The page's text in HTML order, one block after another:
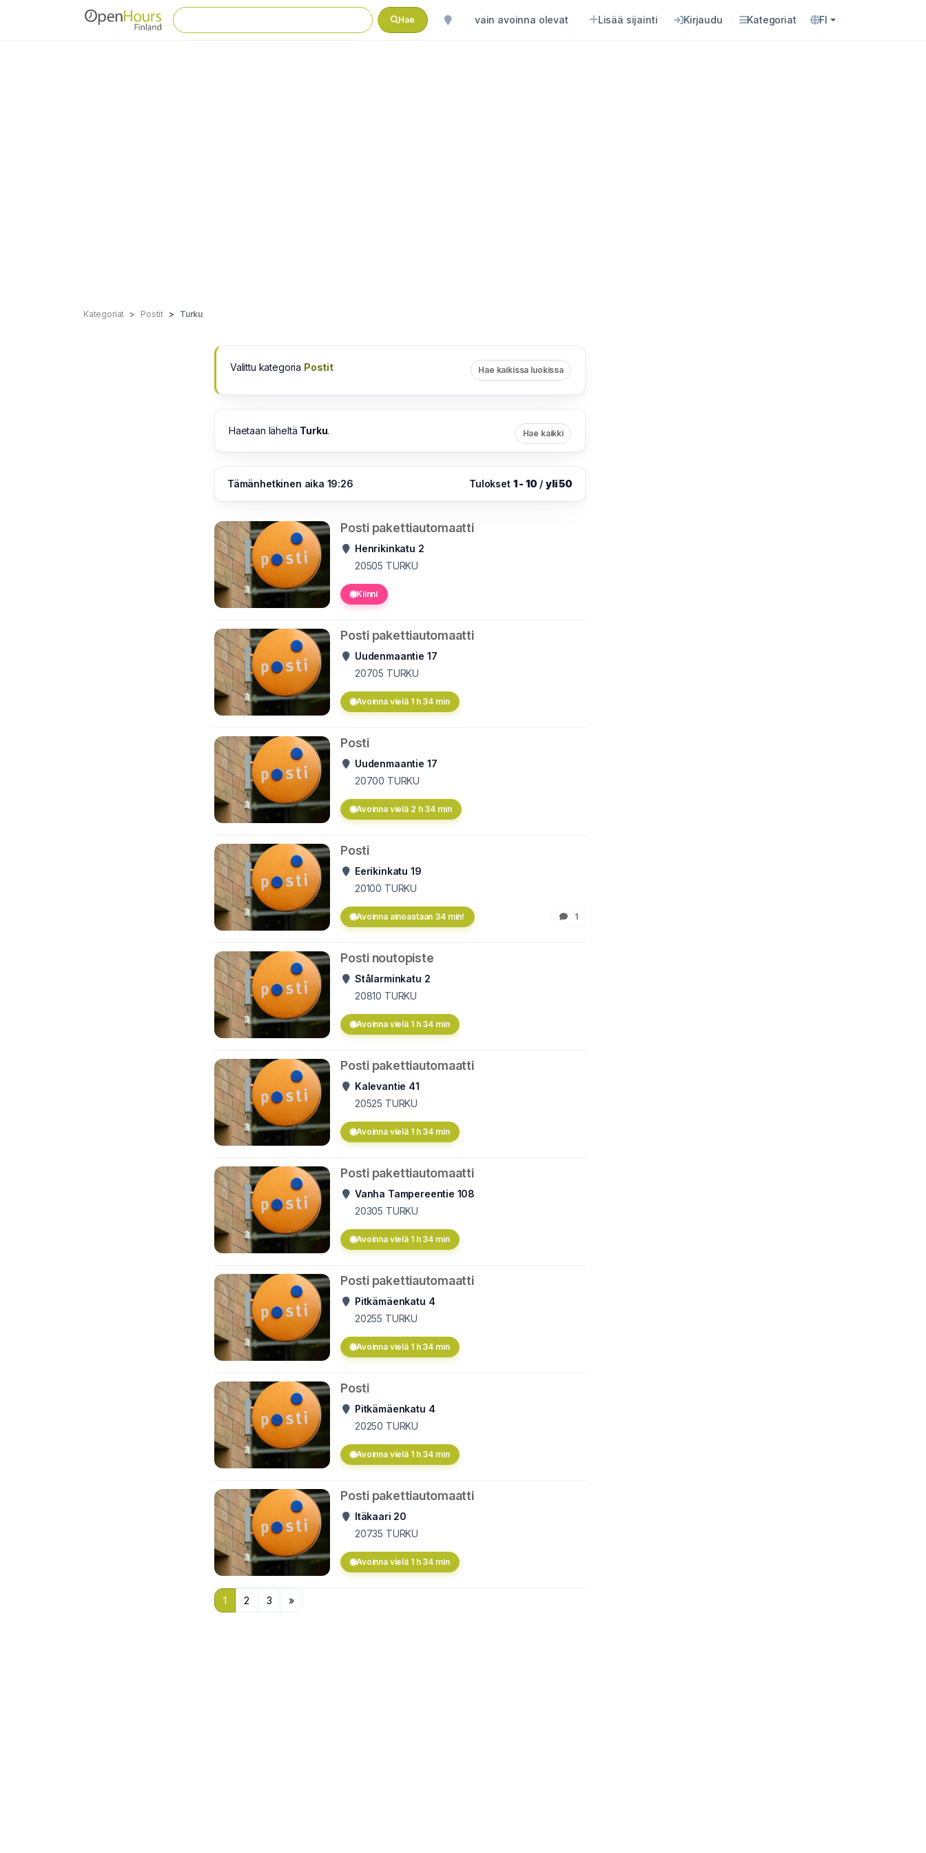
Hae vain avoinna olevat Lisää sijainti Kirjaudu Kategoriat FI
Kategoriat Postit Turku
Valittu kategoria Postit Hae kaikissa luokissa
Haetaan läheltä Turku. Hae kaikki
Tämänhetkinen aika 19:26 Tulokset 1 - 10 /yli 50
Posti pakettiautomaatti
Henrikinkatu 2
20505 TURKU
Kiinni
Posti pakettiautomaatti
Uudenmaantie 17
20705 TURKU
Avoinna vielä 1 h 34 min
Posti
Uudenmaantie 17
20700 TURKU
Avoinna vielä 2 h 34 min
Posti
Eerikinkatu 19
20100 TURKU
Avoinna ainoastaan 34 min! 1
Posti noutopiste
Stålarminkatu 2
20810 TURKU
Avoinna vielä 1 h 34 min
Posti pakettiautomaatti
Kalevantie 41
20525 TURKU
Avoinna vielä 1 h 34 min
Posti pakettiautomaatti
Vanha Tampereentie 108
20305 TURKU
Avoinna vielä 1 h 34 min
Posti pakettiautomaatti
Pitkämäenkatu 4
20255 TURKU
Avoinna vielä 1 h 34 min
Posti
Pitkämäenkatu 4
20250 TURKU
Avoinna vielä 1 h 34 min
Posti pakettiautomaatti
Itäkaari 20
20735 TURKU
Avoinna vielä 1 h 34 min
1 2 3 »